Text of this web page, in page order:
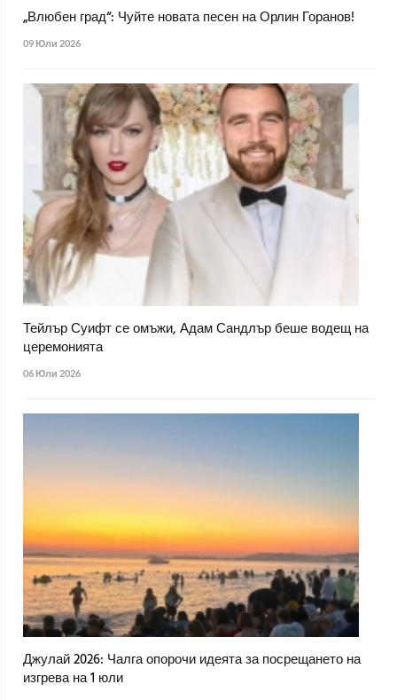
„Влюбен град“: Чуйте новата песен на Орлин Горанов!
09 Юли 2026
Тейлър Суифт се омъжи, Адам Сандлър беше водещ на
церемонията
06 Юли 2026
Джулай 2026: Чалга опорочи идеята за посрещането на
изгрева на 1 юли